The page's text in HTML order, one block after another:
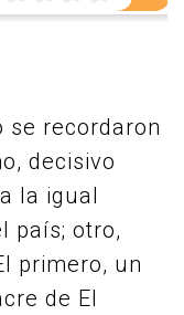
se recordaron
decisivo
la igual
país; otro,
primero, un
de El